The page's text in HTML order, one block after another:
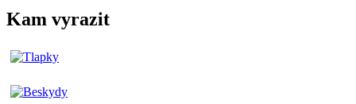
Kam vyrazit